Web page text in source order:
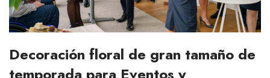
Decoración floral de gran tamaño de